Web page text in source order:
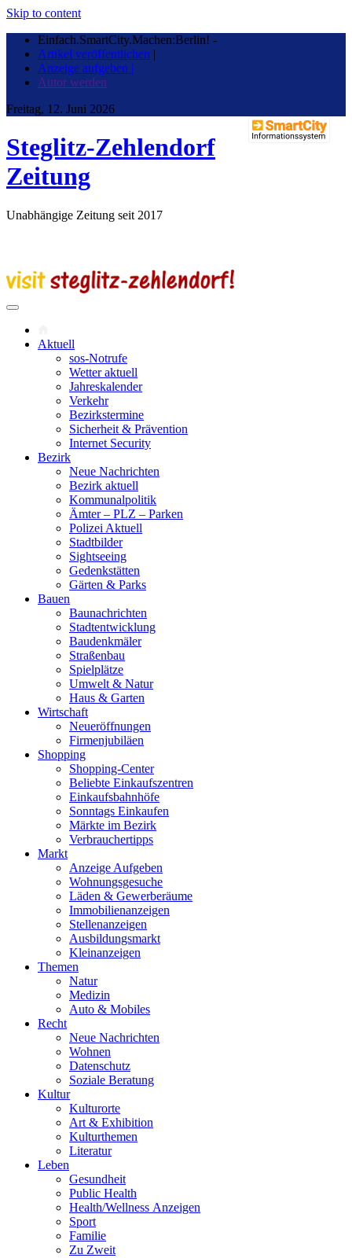
Skip to content
Einfach.SmartCity.Machen:Berlin! -
Artikel veröffentlichen |
Anzeige aufgeben |
Autor werden
Freitag, 12. Juni 2026
Steglitz-Zehlendorf
Zeitung
Unabhängige Zeitung seit 2017
Aktuell
sos-Notrufe
Wetter aktuell
Jahreskalender
Verkehr
Bezirkstermine
Sicherheit & Prävention
Internet Security
Bezirk
Neue Nachrichten
Bezirk aktuell
Kommunalpolitik
Ämter – PLZ – Parken
Polizei Aktuell
Stadtbilder
Sightseeing
Gedenkstätten
Gärten & Parks
Bauen
Baunachrichten
Stadtentwicklung
Baudenkmäler
Straßenbau
Spielplätze
Umwelt & Natur
Haus & Garten
Wirtschaft
Neueröffnungen
Firmenjubiläen
Shopping
Shopping-Center
Beliebte Einkaufszentren
Einkaufsbahnhöfe
Sonntags Einkaufen
Märkte im Bezirk
Verbrauchertipps
Markt
Anzeige Aufgeben
Wohnungsgesuche
Läden & Gewerberäume
Immobilienanzeigen
Stellenanzeigen
Ausbildungsmarkt
Kleinanzeigen
Themen
Natur
Medizin
Auto & Mobiles
Recht
Neue Nachrichten
Wohnen
Datenschutz
Soziale Beratung
Kultur
Kulturorte
Art & Exhibition
Kulturthemen
Literatur
Leben
Gesundheit
Public Health
Health/Wellness Anzeigen
Sport
Familie
Zu Zweit